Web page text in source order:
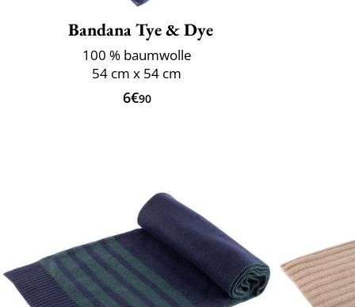
Bandana Tye & Dye
100 % baumwolle
54 cm x 54 cm
6€90